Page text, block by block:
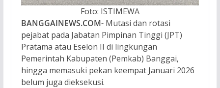
Foto: ISTIMEWA
BANGGAINEWS.COM-Mutasi dan rotasi
pejabat pada Jabatan Pimpinan Tinggi (JPT)
Pratama atau Eselon II di lingkungan
Pemerintah Kabupaten (Pemkab) Banggai,
hingga memasuki pekan keempat Januari 2026
belum juga dieksekusi.